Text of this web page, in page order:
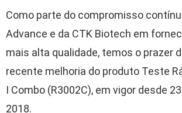
Como parte do compromisso
Advance e da CTK Biotech em
mais alta qualidade, temos o prazer
recente melhoria do produto Teste
I Combo (R3002C), em vigor desde
2018.